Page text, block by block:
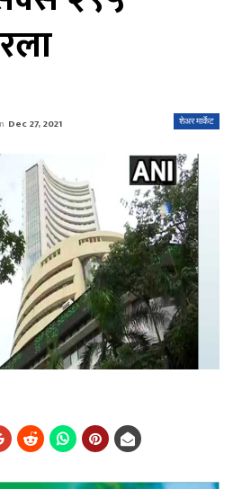
शेअर मार्केट
Dec 27, 2021